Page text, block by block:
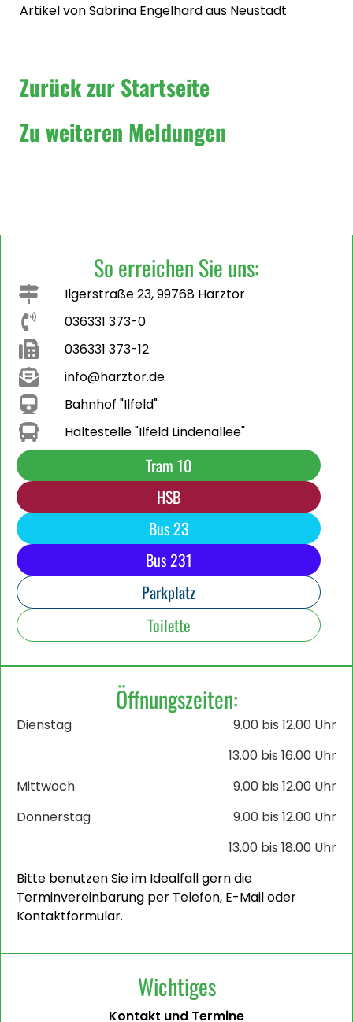
Artikel von Sabrina Engelhard aus Neustadt
Zurück zur Startseite
Zu weiteren Meldungen
So erreichen Sie uns:
Ilgerstraße 23, 99768 Harztor
036331 373-0
036331 373-12
info@harztor.de
Bahnhof "Ilfeld"
Haltestelle "Ilfeld Lindenallee"
Tram 10
HSB
Bus 23
Bus 231
Parkplatz
Toilette
Öffnungszeiten:
Dienstag
9.00 bis 12.00 Uhr
13.00 bis 16.00 Uhr
Mittwoch
9.00 bis 12.00 Uhr
Donnerstag
9.00 bis 12.00 Uhr
13.00 bis 18.00 Uhr
Bitte benutzen Sie im Idealfall gern die
Terminvereinbarung per Telefon, E-Mail oder
Kontaktformular.
Wichtiges
Kontakt und Termine